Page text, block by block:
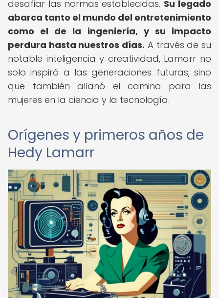
desafiar las normas establecidas. Su legado
abarca tanto el mundo del entretenimiento
como el de la ingeniería, y su impacto
perdura hasta nuestros días. A través de su
notable inteligencia y creatividad, Lamarr no
solo inspiró a las generaciones futuras, sino
que también allanó el camino para las
mujeres en la ciencia y la tecnología.
Orígenes y primeros años de
Hedy Lamarr